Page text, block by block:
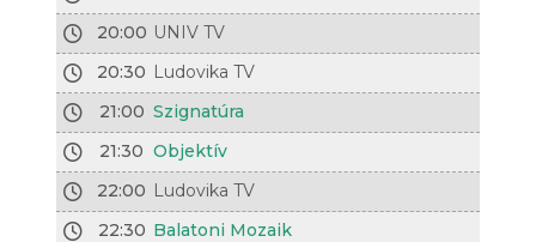
20:00 UNIV TV
20:30 Ludovika TV
21:00 Szignatúra
21:30 Objektív
22:00 Ludovika TV
22:30 Balatoni Mozaik